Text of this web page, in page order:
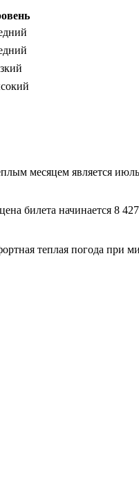
месяцем является
билета начинается 8
теплая погода при